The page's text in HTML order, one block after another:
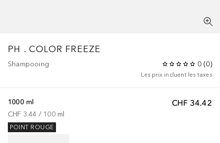
PH . COLOR FREEZE
Shampooing 0 (0)
Les prix incluent les taxes
CHF 34.42
1000 ml
CHF 3.44 / 100 ml
POINT ROUGE